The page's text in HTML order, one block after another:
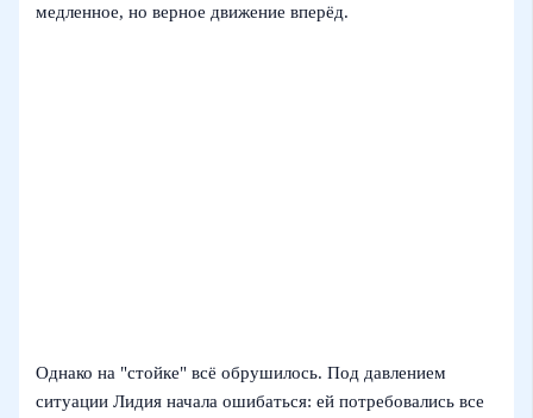
медленное, но верное движение вперёд.
Однако на "стойке" всё обрушилось. Под давлением
ситуации Лидия начала ошибаться: ей потребовались все